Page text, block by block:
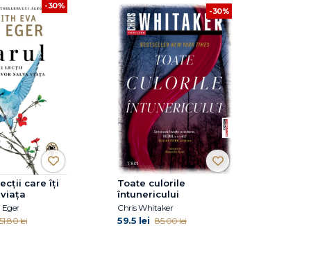
-30%
care îți
51.80 lei
-30%
Toate culorile
întunericului
Chris Whitaker
59.5 lei 85.00 lei